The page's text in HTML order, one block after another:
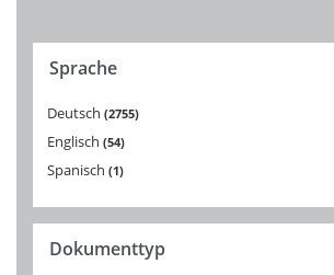
Sprache
Deutsch 2755
Englisch 54
Spanisch 1
Dokumenttyp